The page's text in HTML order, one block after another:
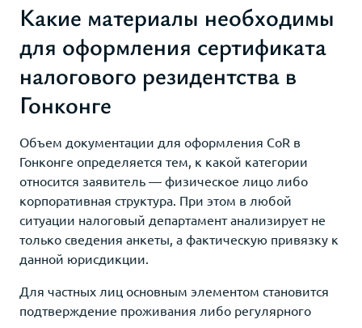
Какие материалы необходимы
для оформления сертификата
налогового резидентства в
Гонконге
Объем документации для оформления CoR в
Гонконге определяется тем, к какой категории
относится заявитель — физическое лицо либо
корпоративная структура. При этом в любой
ситуации налоговый департамент анализирует не
только сведения анкеты, а фактическую привязку к
данной юрисдикции.
Для частных лиц основным элементом становится
подтверждение проживания либо регулярного